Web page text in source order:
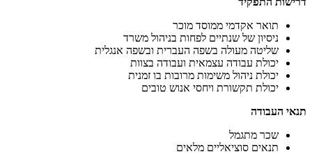
תואר אקדמי ממוסד מוכר
ניסיון של שנתיים לפחות בניהול משרד
שליטה מעולה בשפה העברית ובשפה אנגלית
יכולת עבודה עצמאית ועבודה בצוות
יכולת ניהול משימות מרובות בו זמנית
יכולת תקשורת ויחסי אנוש טובים
תנאי העבודה
שכר מתגמל
תנאים סוציאליים מלאים